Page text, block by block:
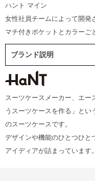
ハント マイン
女性社員チームによって開発
マチ付きポケットとカラーご
ブランド説明
スーツケースメーカー、エー
うスーツケースを作る」とい
のスーツケースです。
デザインや機能のひとつひと
アイディアが詰まっています。